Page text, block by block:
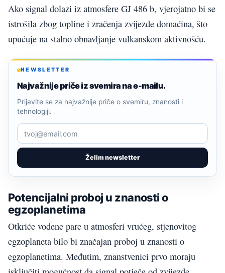
Ako signal dolazi iz atmosfere GJ 486 b, vjerojatno bi se
istrošila zbog topline i zračenja zvijezde domaćina, što
upućuje na stalno obnavljanje vulkanskom aktivnošću.
NEWSLETTER
Najvažnije priče iz svemira na e-mailu.
Želim newsletter
Prijavite se za najvažnije priče o svemiru, znanosti i
tehnologiji.
Potencijalni proboj u znanosti o
egzoplanetima
Otkriće vodene pare u atmosferi vrućeg, stjenovitog
egzoplaneta bilo bi značajan proboj u znanosti o
egzoplanetima. Međutim, znanstvenici prvo moraju